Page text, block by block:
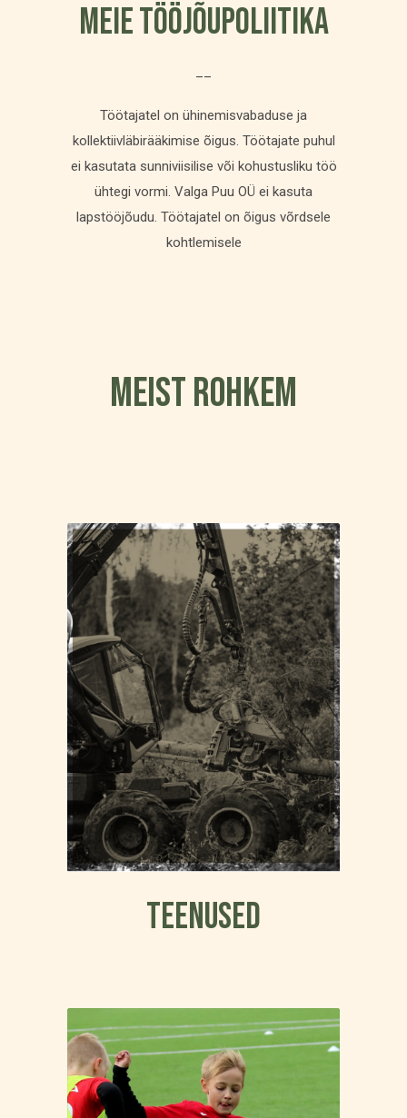
MEIE TÖÖJÕUPOLIITIKA
Töötajatel on ühinemisvabaduse ja
kollektiivläbirääkimise õigus. Töötajate puhul
ei kasutata sunniviisilise või kohustusliku töö
ühtegi vormi. Valga Puu OÜ ei kasuta
lapstööjõudu. Töötajatel on õigus võrdsele
kohtlemisele
MEIST ROHKEM
Teenused